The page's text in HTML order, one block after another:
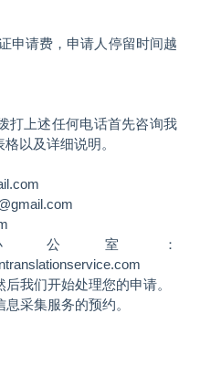
申请费，申请人停留时间越
打上述任何电话首先咨询我
以及详细说明。
公室：
我们开始处理您的申请。
采集服务的预约。